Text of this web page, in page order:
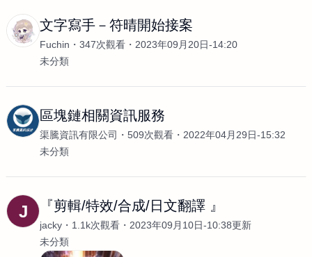
文字寫手－符晴開始接案
Fuchin 347次觀看
2023年09月20日-14:20
未分類
區塊鏈相關資訊服務
渠騰資訊有限公司 509次觀看
2022年04月29日-15:32
未分類
J 『剪輯/特效/合成/日文翻譯 』
jacky 1.1k次觀看
2023年09月10日-10:38更新
未分類